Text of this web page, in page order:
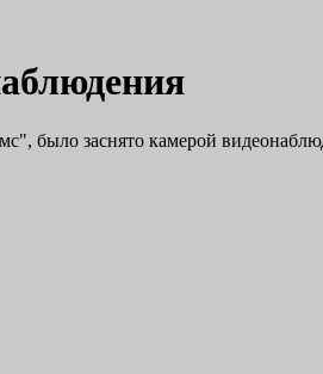
было заснято камерой